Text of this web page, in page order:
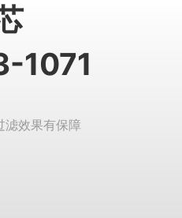
1071
滤效果有保障